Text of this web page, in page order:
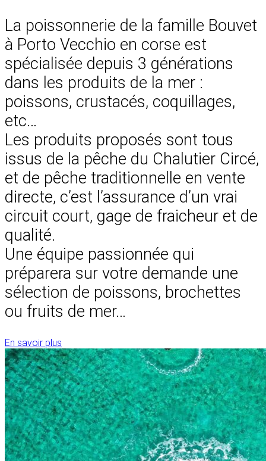
La poissonnerie de la famille Bouvet
à Porto Vecchio en corse est
spécialisée depuis 3 générations
dans les produits de la mer :
poissons, crustacés, coquillages,
etc…
Les produits proposés sont tous
issus de la pêche du Chalutier Circé,
et de pêche traditionnelle en vente
directe, c’est l’assurance d’un vrai
circuit court, gage de fraicheur et de
qualité.
Une équipe passionnée qui
préparera sur votre demande une
sélection de poissons, brochettes
ou fruits de mer…
En savoir plus